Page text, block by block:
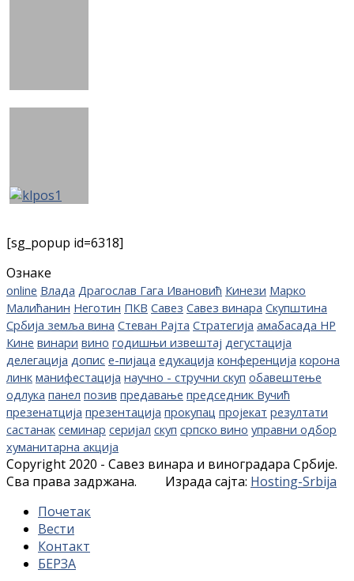
[sg_popup id=6318]
Ознаке
online Влада Драгослав Гага Ивановић Кинези Марко
Малићанин Неготин ПКВ Савез Савез винара Скупштина
Србија земља вина Стеван Рајта Стратегија амабасада НР
Кине винари вино годишњи извештај дегустација
делегација допис е-пијаца едукација конференција корона
линк манифестација научно - стручни скуп обавештење
одлука панел позив предавање председник Вучић
презенатција презентација прокупац пројекат резултати
састанак семинар серијал скуп српско вино управни одбор
хуманитарна акција
Copyright 2020 - Савез винара и виноградара Србије.
Сва права задржана. Израда сајта: Hosting-Srbija
Почетак
Вести
Контакт
БЕРЗА